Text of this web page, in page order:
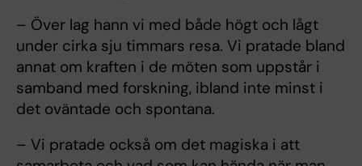
– Över lag hann vi med både högt och lågt
under cirka sju timmars resa. Vi pratade bland
annat om kraften i de möten som uppstår i
samband med forskning, ibland inte minst i
det oväntade och spontana.
– Vi pratade också om det magiska i att